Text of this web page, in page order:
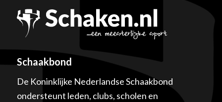
Schaakbond
De Koninklijke Nederlandse Schaakbond
ondersteunt leden, clubs, scholen en